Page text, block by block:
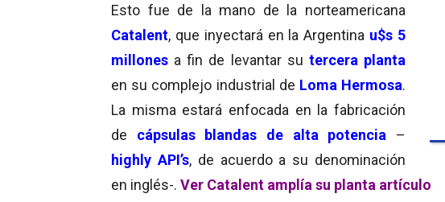
Esto fue de la mano de la norteamericana
Catalent, que inyectará en la Argentina u$s 5
millones a fin de levantar su tercera planta
en su complejo industrial de Loma Hermosa.
La misma estará enfocada en la fabricación
de cápsulas blandas de alta potencia –
highly API’s, de acuerdo a su denominación
en inglés-. Ver Catalent amplía su planta artículo